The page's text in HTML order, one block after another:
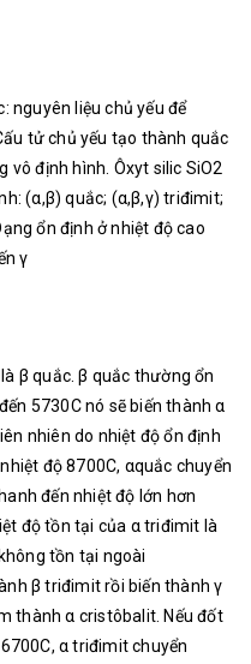
nguyên liệu chủ yếu để
tử chủ yếu tạo thành quắc
vô định hình. Ôxyt silic SiO2
(α,β) quắc; (α,β,γ) triđimit;
ổn định ở nhiệt độ cao
γ
β quắc. β quắc thường ổn
5730C nó sẽ biến thành α
nhiên do nhiệt độ ổn định
độ 8700C, αquắc chuyển
đến nhiệt độ lớn hơn
độ tồn tại của α triđimit là
tồn tại ngoài
β triđimit rồi biến thành γ
thành α cristôbalit. Nếu đốt
α triđimit chuyển